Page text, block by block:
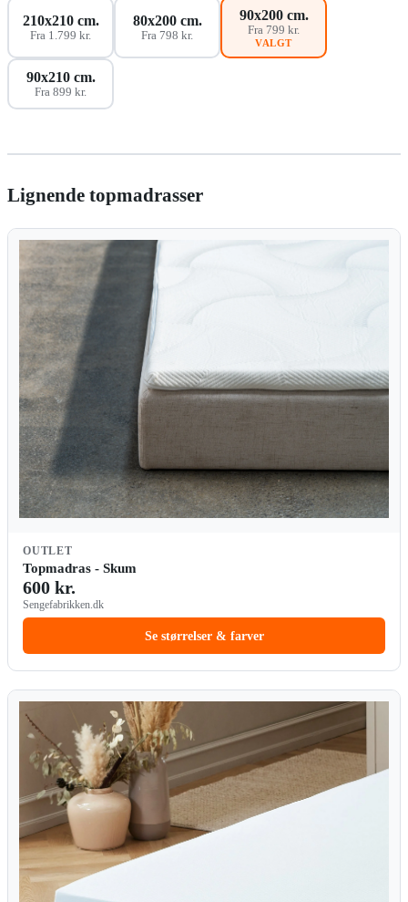
210x210 cm.
Fra 1.799 kr.
80x200 cm.
Fra 798 kr.
90x200 cm.
Fra 799 kr.
VALGT
90x210 cm.
Fra 899 kr.
Lignende topmadrasser
OUTLET
Topmadras - Skum
600 kr.
Sengefabrikken.dk
Se størrelser & farver